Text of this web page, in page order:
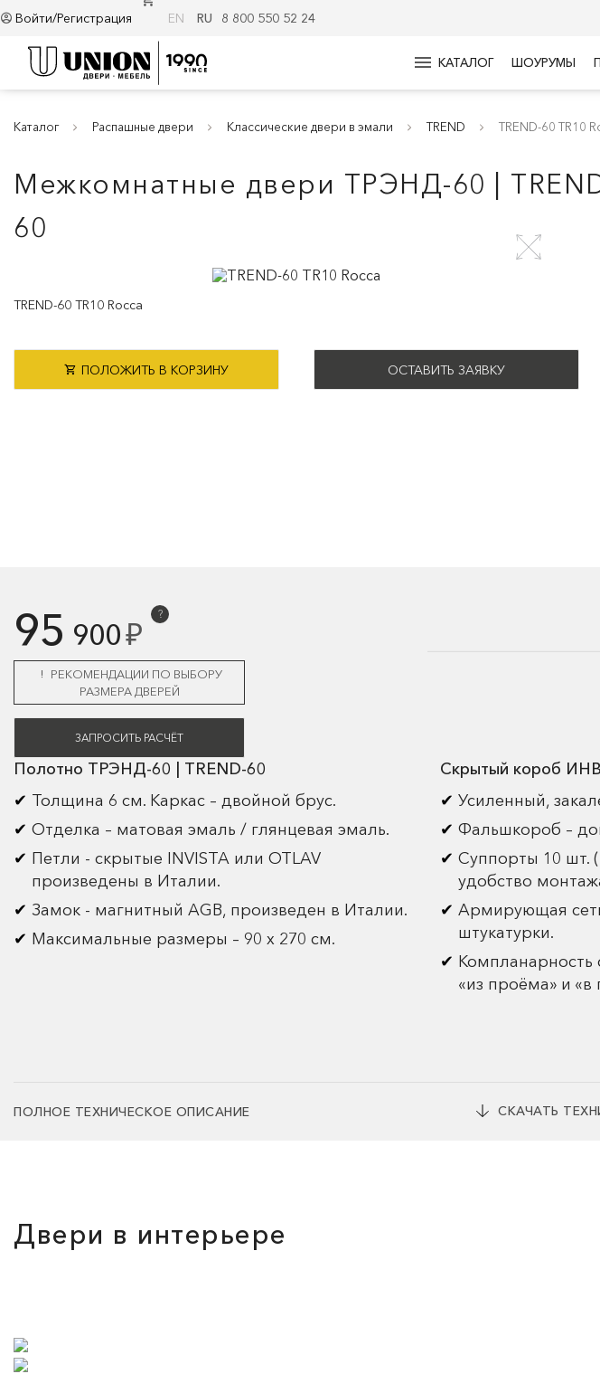
Войти/Регистрация EN RU 8 800 550 52 24
menu КАТАЛОГ ШОУРУМЫ
Каталог Распашные двери Классические двери в эмали TREND TREND-60 TR10
Межкомнатные двери ТРЭНД-60 |
60
TREND-60 TR10 Rocca
ПОЛОЖИТЬ В КОРЗИНУ ОСТАВИТЬ ЗАЯВКУ
95 900₽
?
РЕКОМЕНДАЦИИ ПО ВЫБОРУ
РАЗМЕРА ДВЕРЕЙ
ЗАПРОСИТЬ РАСЧЁТ
Полотно ТРЭНД-60 | TREND-60
Толщина 6 см. Каркас – двойной брус.
Отделка – матовая эмаль / глянцевая эмаль.
Петли - скрытые INVISTA или OTLAV
произведены в Италии.
Замок - магнитный AGB, произведен в Италии.
Максимальные размеры – 90 х 270 см.
Скрытый короб
Усиленный,
Фальшкороб –
Суппорты 10 шт.
удобство
Армирующая
штукатурки.
Компланарность
«из проёма» и «в
ПОЛНОЕ ТЕХНИЧЕСКОЕ ОПИСАНИЕ СКАЧАТЬ
Двери в интерьере